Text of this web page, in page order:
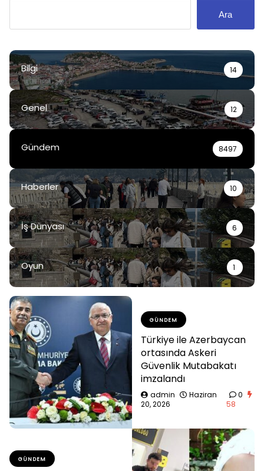
Ara
Bilgi 14
Genel 12
Gündem 8497
Haberler 10
İş Dünyası 6
Oyun 1
GÜNDEM
Türkiye ile Azerbaycan
ortasında Askeri
Güvenlik Mutabakatı
imzalandı
admin
Haziran
20, 2026
0
58
GÜNDEM